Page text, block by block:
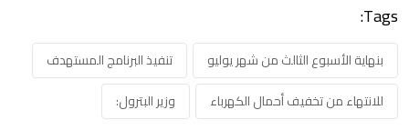
Tags:
بنهاية الأسبوع الثالث من شهر يوليو
تنفيذ البرنامج المستهدف
للانتهاء من تخفيف أحمال الكهرباء
وزير البترول: